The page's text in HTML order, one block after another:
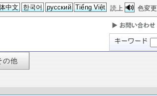
色変更
読上
中文 한국어 русский Tiếng Việt
の他